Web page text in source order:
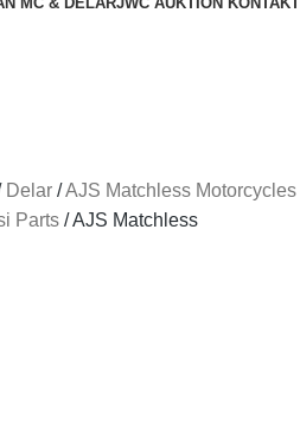
Delar
AJS Matchless Motorcycles
Parts
AJS Matchless